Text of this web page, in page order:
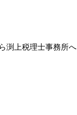
渕上税理士事務所へ